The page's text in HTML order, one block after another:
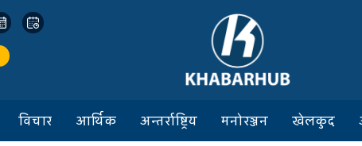
विचार आर्थिक अन्तर्राष्ट्रिय मनोरञ्जन खेलकुद